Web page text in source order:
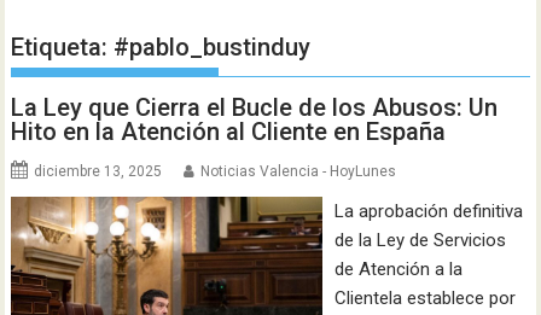
Etiqueta: #pablo_bustinduy
La Ley que Cierra el Bucle de los Abusos: Un
Hito en la Atención al Cliente en España
diciembre 13, 2025 Noticias Valencia - HoyLunes
La aprobación definitiva
de la Ley de Servicios
de Atención a la
Clientela establece por